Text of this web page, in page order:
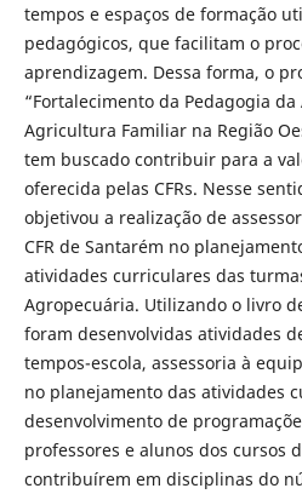
tempos e espaços de formação
pedagógicos, que facilitam o
aprendizagem. Dessa forma, o
“Fortalecimento da Pedagogia
Agricultura Familiar na Região
tem buscado contribuir para a
oferecida pelas CFRs. Nesse
objetivou a realização de
CFR de Santarém no
atividades curriculares das
Agropecuária. Utilizando o livro
foram desenvolvidas atividades
tempos-escola, assessoria à
no planejamento das atividades
desenvolvimento de
professores e alunos dos cursos
contribuírem em disciplinas do